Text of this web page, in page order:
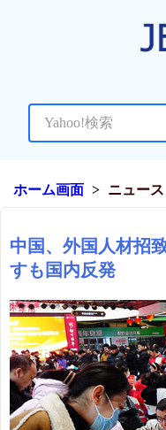
ホーム画面 ニュース
中国、外国人材招
すも国内反発